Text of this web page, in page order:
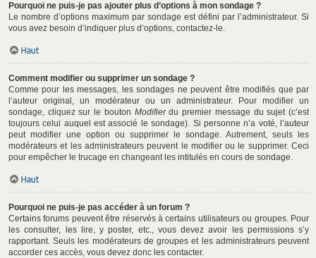
Pourquoi ne puis-je pas ajouter plus d’options à mon sondage ?
Le nombre d’options maximum par sondage est défini par l’administrateur. Si
vous avez besoin d’indiquer plus d’options, contactez-le.
Haut
Comment modifier ou supprimer un sondage ?
Comme pour les messages, les sondages ne peuvent être modifiés que par
l’auteur original, un modérateur ou un administrateur. Pour modifier un
sondage, cliquez sur le bouton Modifierdu premier message du sujet (c’est
toujours celui auquel est associé le sondage). Si personne n’a voté, l’auteur
peut modifier une option ou supprimer le sondage. Autrement, seuls les
modérateurs et les administrateurs peuvent le modifier ou le supprimer. Ceci
pour empêcher le trucage en changeant les intitulés en cours de sondage.
Haut
Pourquoi ne puis-je pas accéder à un forum ?
Certains forums peuvent être réservés à certains utilisateurs ou groupes. Pour
les consulter, les lire, y poster, etc., vous devez avoir les permissions s’y
rapportant. Seuls les modérateurs de groupes et les administrateurs peuvent
accorder ces accès, vous devez donc les contacter.